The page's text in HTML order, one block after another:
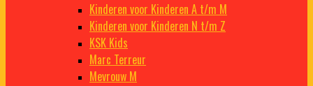
Kinderen voor Kinderen A t/m M
Kinderen voor Kinderen N t/m Z
KSK Kids
Marc Terreur
Mevrouw M